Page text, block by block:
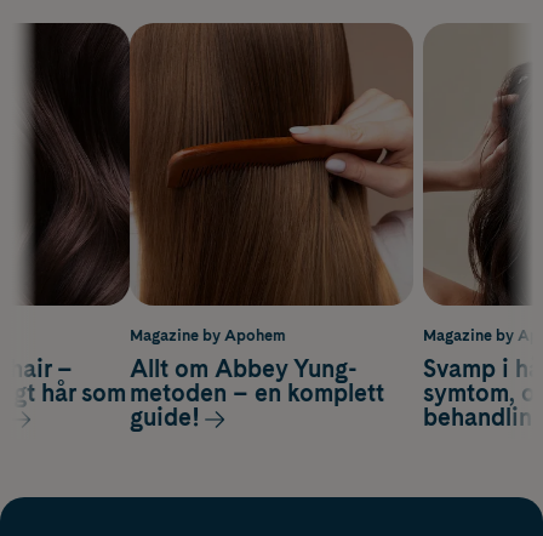
Magazine by
Svamp i
symtom,
hair –
hår som
Magazine by Apohem
Allt om Abbey Yung-
metoden – en komplett
guide!